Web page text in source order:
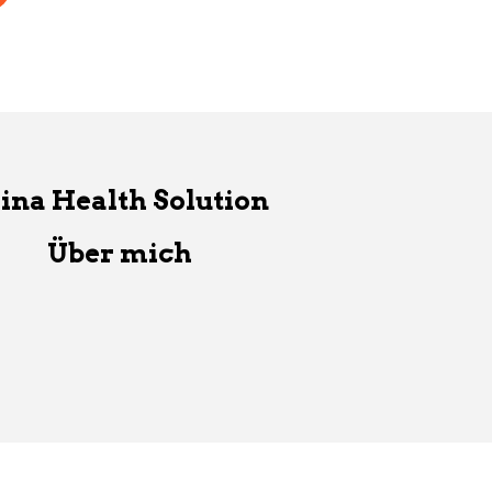
Health Solution
Über mich